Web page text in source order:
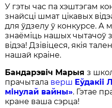
У гэты час па хэштэгам
знайсці шмат цікавых
для ўдзелу ў конкурсе.
знаёміць нашых чытачоў
відэа! Дзівіцеся, якія
нашай краіне.
Бандарэвіч Марыяз
прачытала верш Еўдакіі
мінулай вайны». Гэтае
кране ваша сэрца!